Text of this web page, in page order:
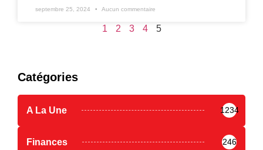
septembre 25, 2024 Aucun commentaire
1 2 3 4 5
Catégories
A La Une 1234
Finances 246